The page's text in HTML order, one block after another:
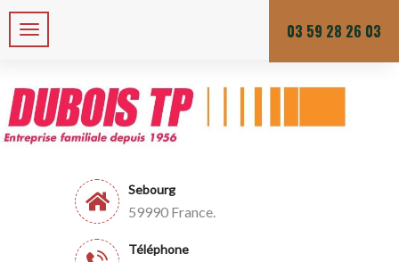
Zone de chalandises ou d’intervention : 25 KM Du lundi au vendredi
Sebourg
59990 France.
Téléphone
03 59 28 26 03